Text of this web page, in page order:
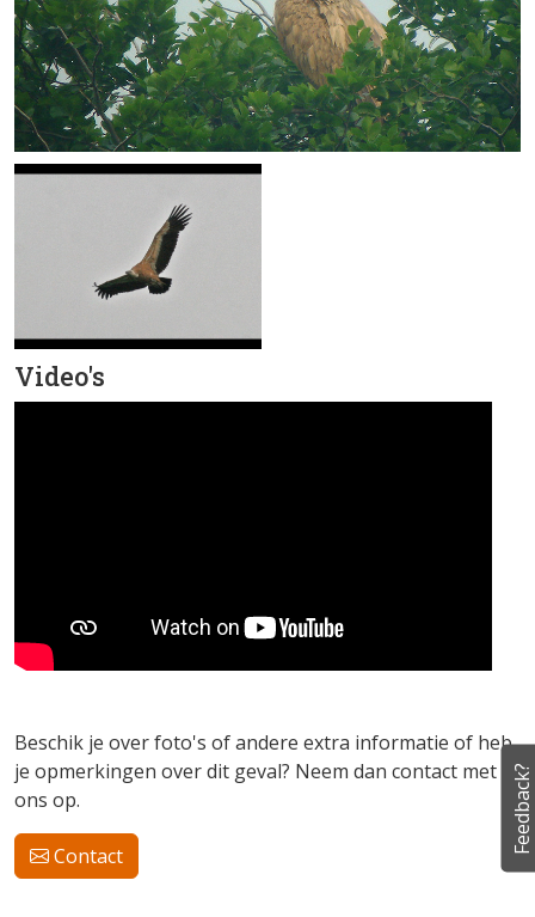
Video's
Beschik je over foto's of andere extra informatie of heb
je opmerkingen over dit geval? Neem dan contact met
ons op.
Contact
Feedback?